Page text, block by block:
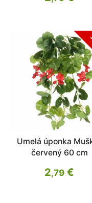
Umelá úponka
červený 60 cm
2,79 €